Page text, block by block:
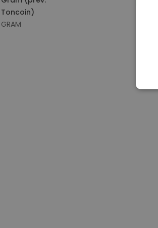
Toncoin)
GRAM